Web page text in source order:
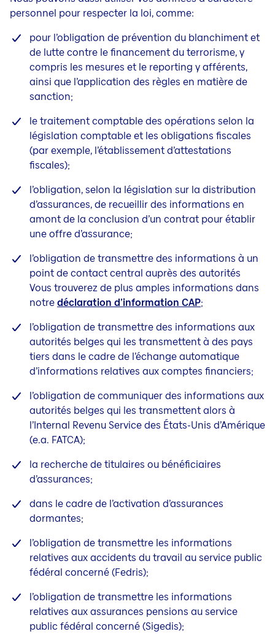
personnel pour respecter la loi, comme:
pour l’obligation de prévention du blanchiment et
de lutte contre le financement du terrorisme, y
compris les mesures et le reporting y afférents,
ainsi que l’application des règles en matière de
sanction;
le traitement comptable des opérations selon la
législation comptable et les obligations fiscales
(par exemple, l’établissement d’attestations
fiscales);
l’obligation, selon la législation sur la distribution
d’assurances, de recueillir des informations en
amont de la conclusion d’un contrat pour établir
une offre d’assurance;
l’obligation de transmettre des informations à un
point de contact central auprès des autorités
Vous trouverez de plus amples informations dans
notredéclaration d’information CAP;
l’obligation de transmettre des informations aux
autorités belges qui les transmettent à des pays
tiers dans le cadre de l’échange automatique
d’informations relatives aux comptes financiers;
l’obligation de communiquer des informations aux
autorités belges qui les transmettent alors à
l’Internal Revenu Service des États-Unis d’Amérique
(e.a. FATCA);
la recherche de titulaires ou bénéficiaires
d’assurances;
dans le cadre de l’activation d’assurances
dormantes;
l’obligation de transmettre les informations
relatives aux accidents du travail au service public
fédéral concerné (Fedris);
l’obligation de transmettre les informations
relatives aux assurances pensions au service
public fédéral concerné (Sigedis);